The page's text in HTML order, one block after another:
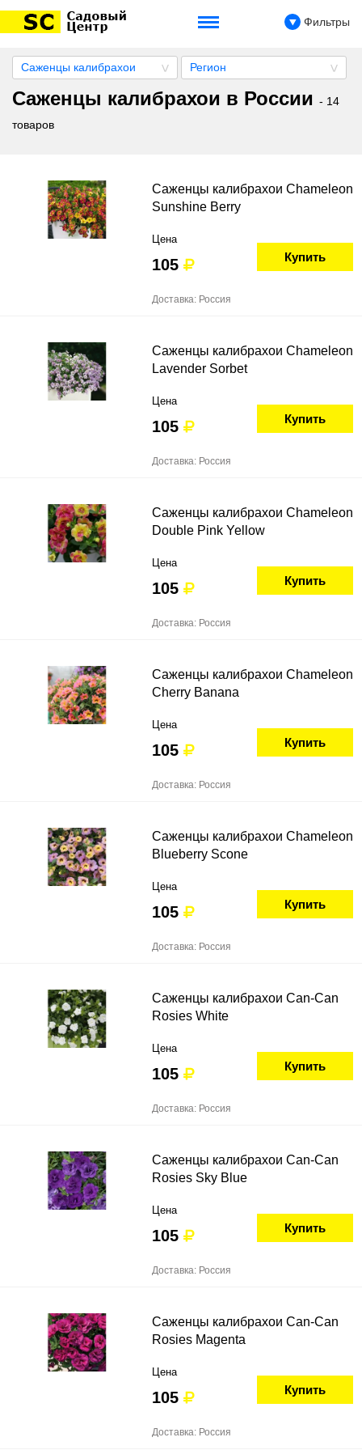
Фильтры
Саженцы калибрахои Регион
Саженцы калибрахои в России - 14
товаров
Саженцы калибрахои Chameleon
Sunshine Berry
Цена
105 Купить
Доставка: Россия
Саженцы калибрахои Chameleon
Lavender Sorbet
Цена
105 Купить
Доставка: Россия
Саженцы калибрахои Chameleon
Double Pink Yellow
Цена
105 Купить
Доставка: Россия
Саженцы калибрахои Chameleon
Cherry Banana
Цена
105 Купить
Доставка: Россия
Саженцы калибрахои Chameleon
Blueberry Scone
Цена
105 Купить
Доставка: Россия
Саженцы калибрахои Can-Can
Rosies White
Цена
105 Купить
Доставка: Россия
Саженцы калибрахои Can-Can
Rosies Sky Blue
Цена
105 Купить
Доставка: Россия
Саженцы калибрахои Can-Can
Rosies Magenta
Цена
105 Купить
Доставка: Россия